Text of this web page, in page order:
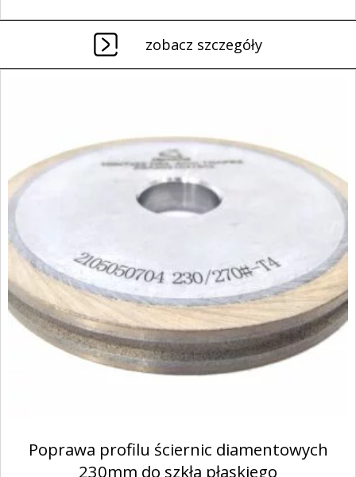
zobacz szczegóły
Poprawa profilu ściernic diamentowych
230mm do szkła płaskiego